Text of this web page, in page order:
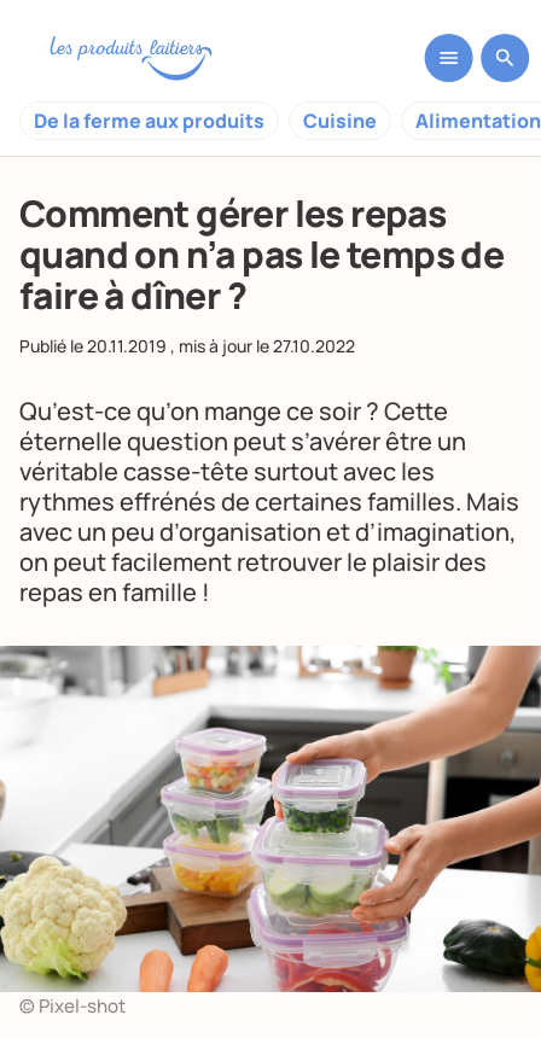
De la ferme aux produits Cuisine
Comment gérer les repas
quand on n’a pas le temps de
faire à dîner ?
Publié le20.11.2019 , mis à jour le27.10.2022
Qu’est-ce qu’on mange ce soir ? Cette
éternelle question peut s’avérer être un
véritable casse-tête surtout avec les
rythmes effrénés de certaines familles. Mais
avec un peu d’organisation et d’imagination,
on peut facilement retrouver le plaisir des
repas en famille !
© Pixel-shot